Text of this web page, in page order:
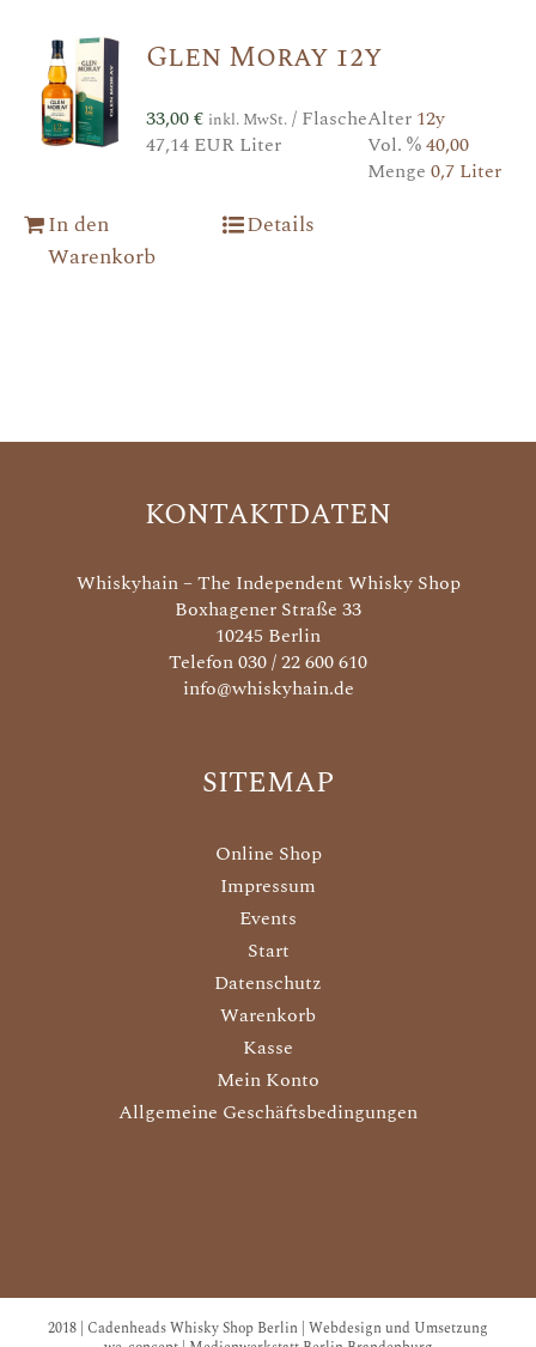
Glen Moray 12y
33,00€ inkl. MwSt./ Flasche
47,14 EUR Liter
Alter 12y
Vol. %40,00
Menge 0,7 Liter
In den
Warenkorb
Details
KONTAKTDATEN
Whiskyhain – The Independent Whisky Shop
Boxhagener Straße 33
10245 Berlin
Telefon 030 / 22 600 610
info@whiskyhain.de
SITEMAP
Online Shop
Impressum
Events
Start
Datenschutz
Warenkorb
Kasse
Mein Konto
Allgemeine Geschäftsbedingungen
2018 | Cadenheads Whisky Shop Berlin | Webdesign und Umsetzung